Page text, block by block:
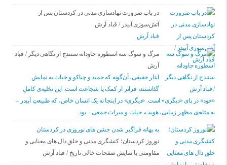
در باب ضرورت نهادسازی مدنی در کردستان پس از
آتش‌سوزی آبیدر / قباد آرش
قباد آرش
مرگ و سوگ سه اسطوره جاودانه سنندج از نگاهی دیگر / قباد
آرش
ایثار حقیقی، آن‌گونه که حمید و چیاکو و خبات به نمایش
گذاشتند، فراتر از کمک یا شجاعت است. این تخلیه‌ی کاملِ
«خود» در پای «دیگری» است. «دیگری» در اینجا نه یک انسان خاص، که طبیعتِ آبیدر –
به مثابه‌ی مظهر زیبایی، هویت، حیات و میراث جمعی – بود.
به بهانه فراگیر شدن جشن های نوروزی در کردستان
نوروز کردستان؛ کنشگری مدنی و خلق دال های معنایی و
مقاومتی یا نمایش صفحات خالی تاریخ / قباد آرش